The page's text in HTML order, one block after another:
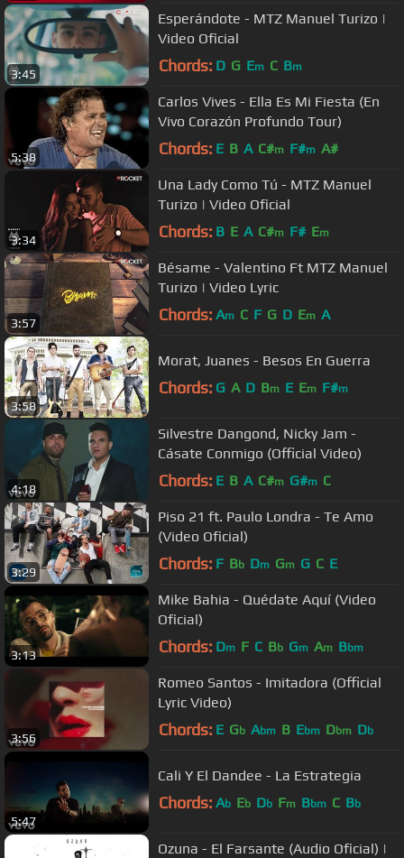
3:45
Esperándote - MTZ Manuel Turizo |
Video Oficial
Chords: D G Em C Bm
5:38
Carlos Vives - Ella Es Mi Fiesta (En
Vivo Corazón Profundo Tour)
Chords: E B A C#m F#m A#
3:34
Una Lady Como Tú - MTZ Manuel
Turizo | Video Oficial
Chords: B E A C#m F# Em
3:57
Bésame - Valentino Ft MTZ Manuel
Turizo | Video Lyric
Chords: Am C F G D Em A
3:58
Morat, Juanes - Besos En Guerra
Chords: G A D Bm E Em F#m
4:18
Silvestre Dangond, Nicky Jam -
Cásate Conmigo (Official Video)
Chords: E B A C#m G#m C
3:29
Piso 21 ft. Paulo Londra - Te Amo
(Video Oficial)
Chords: F Bb Dm Gm G C E
3:13
Mike Bahia - Quédate Aquí (Video
Oficial)
Chords: Dm F C Bb Gm Am Bbm
3:56
Romeo Santos - Imitadora (Official
Lyric Video)
Chords: E Gb Abm B Ebm Dbm Db
5:47
Cali Y El Dandee - La Estrategia
Chords: Ab Eb Db Fm Bbm C Bb
Ozuna - El Farsante (Audio Oficial) |